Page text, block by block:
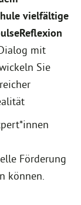
vielfältige
mit
Sie
Förderung
können.